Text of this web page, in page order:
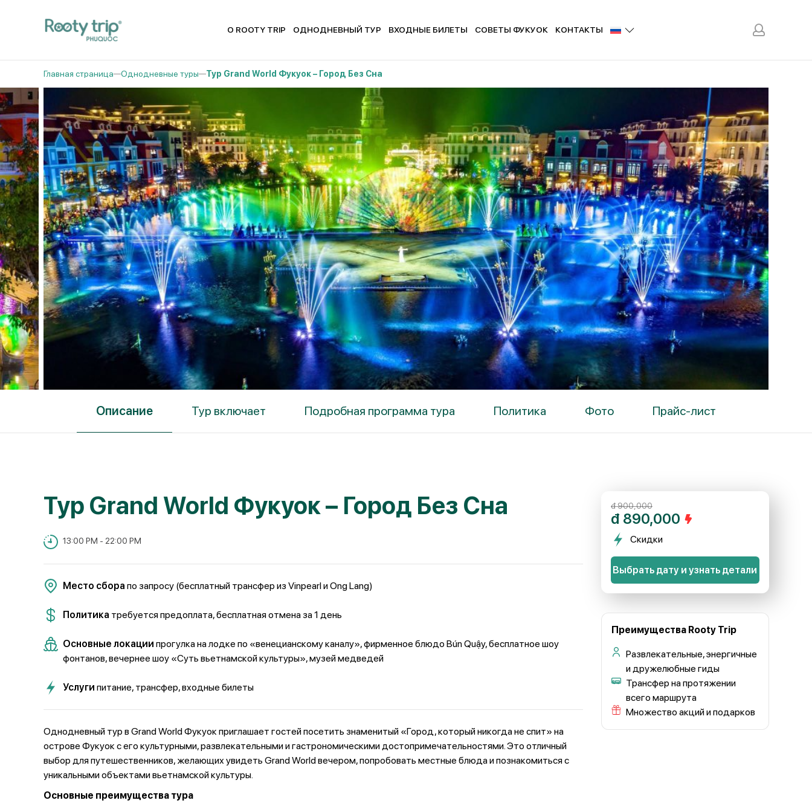
О ROOTY TRIP ОДНОДНЕВНЫЙ ТУР ВХОДНЫЕ БИЛЕТЫ СОВЕТЫ ФУКУОК КОНТАКТЫ
Главная страница Однодневные туры Тур Grand World Фукуок – Город Без Сна
Описание Тур включает Подробная программа тура Политика Фото Прайс-лист
Тур Grand World Фукуок – Город Без Сна
13:00 PM - 22:00 PM
Место сбора по запросу (бесплатный трансфер из Vinpearl и Ong Lang)
Политика требуется предоплата, бесплатная отмена за 1 день
Основные локации прогулка на лодке по «венецианскому каналу», фирменное блюдо Bún Quậy, бесплатное шоу
фонтанов, вечернее шоу «Суть вьетнамской культуры», музей медведей
Услуги питание, трансфер, входные билеты
Однодневный тур в Grand World Фукуок приглашает гостей посетить знаменитый «Город, который никогда не спит» на
острове Фукуок с его культурными, развлекательными и гастрономическими достопримечательностями. Это отличный
выбор для путешественников, желающих увидеть Grand World вечером, попробовать местные блюда и познакомиться с
уникальными объектами вьетнамской культуры.
Основные преимущества тура
đ900,000
đ 890,000
Скидки
Выбрать дату и узнать детали
Преимущества Rooty Trip
Развлекательные, энергичные
и дружелюбные гиды
Трансфер на протяжении
всего маршрута
Множество акций и подарков